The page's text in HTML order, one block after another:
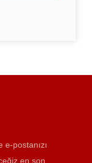
postanızı
son